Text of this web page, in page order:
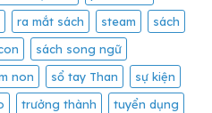
ra mắt sách steam
sách
sách song ngữ
non sổ tay Than
sự kiện
trưởng thành
tuyển dụng